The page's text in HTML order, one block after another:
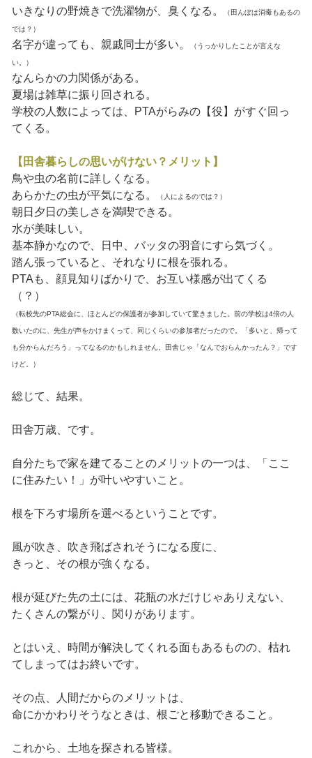
いきなりの野焼きで洗濯物が、臭くなる。 （田んぼは消毒もあるの
では？）
名字が違っても、親戚同士が多い。 （うっかりしたことが言えな
い。）
なんらかの力関係がある。
夏場は雑草に振り回される。
学校の人数によっては、PTAがらみの【役】がすぐ回っ
てくる。
【田舎暮らしの思いがけない？メリット】
鳥や虫の名前に詳しくなる。
あらかたの虫が平気になる。
（人によるのでは？）
朝日夕日の美しさを満喫できる。
水が美味しい。
基本静かなので、日中、バッタの羽音にすら気づく。
踏ん張っていると、それなりに根を張れる。
PTAも、顔見知りばかりで、お互い様感が出てくる
（？）
（転校先のPTA総会に、ほとんどの保護者が参加していて驚きました。前の学校は4倍の人
数いたのに、先生が声をかけまくって、同じくらいの参加者だったので。「多いと、帰って
も分からんだろう」ってなるのかもしれません。田舎じゃ「なんでおらんかったん？」です
けど。）
総じて、結果。
田舎万歳、です。
自分たちで家を建てることのメリットの一つは、「ここ
に住みたい！」が叶いやすいこと。
根を下ろす場所を選べるということです。
風が吹き、吹き飛ばされそうになる度に、
きっと、その根が強くなる。
根が延びた先の土には、花瓶の水だけじゃありえない、
たくさんの繋がり、関りがあります。
とはいえ、時間が解決してくれる面もあるものの、枯れ
てしまってはお終いです。
その点、人間だからのメリットは、
命にかかわりそうなときは、根ごと移動できること。
これから、土地を探される皆様。